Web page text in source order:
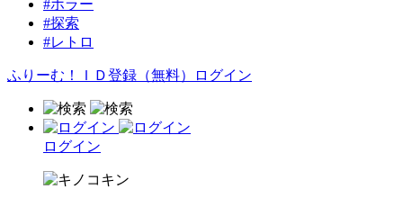
#ホラー
#探索
#レトロ
ふりーむ！ＩＤ登録（無料） ログイン
ログイン